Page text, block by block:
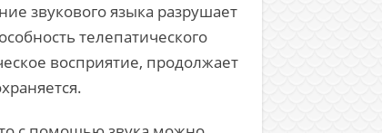
звукового языка разрушает
телепатического
восприятие, продолжает